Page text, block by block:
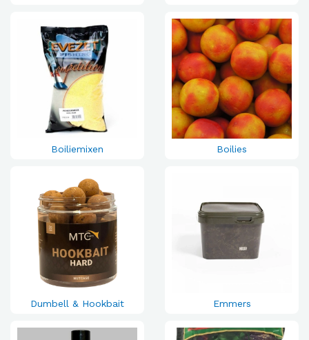
Boiliemixen Boilies
Dumbell & Hookbait Emmers